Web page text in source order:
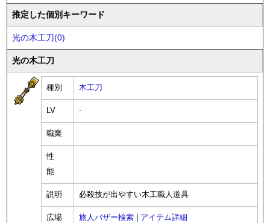
推定した個別キーワード
光の木工刀(0)
光の木工刀
種別 木工刀
LV -
職業
性
能
説明 必殺技が出やすい木工職人道具
広場 旅人バザー検索 アイテム詳細